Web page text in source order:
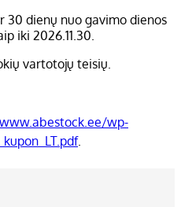
30 dienų nuo gavimo dienos
iki 2026.11.30.
vartotojų teisių.
wp-
.